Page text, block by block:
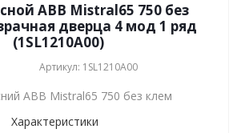
ABB Mistral65 750 без
дверца 4 мод 1 ряд
(1SL1210A00)
Артикул: 1SL1210A00
ABB Mistral65 750 без клем
Характеристики